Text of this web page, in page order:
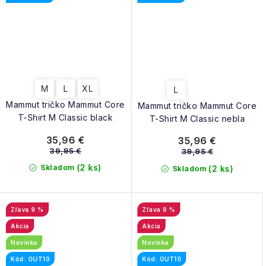
Mammut tričko Mammut Core
T-Shirt M Classic black
M L XL
Skladom (2 ks)
35,96 €
39,95 €
Mammut tričko Mammut Core
T-Shirt M Classic nebla
L
Skladom (2 ks)
35,96 €
39,95 €
9 %
Akcia
Novinka
Kód: OUT10
9 %
Akcia
Novinka
Kód: OUT10